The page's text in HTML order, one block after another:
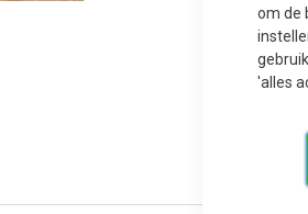
om de
'alles